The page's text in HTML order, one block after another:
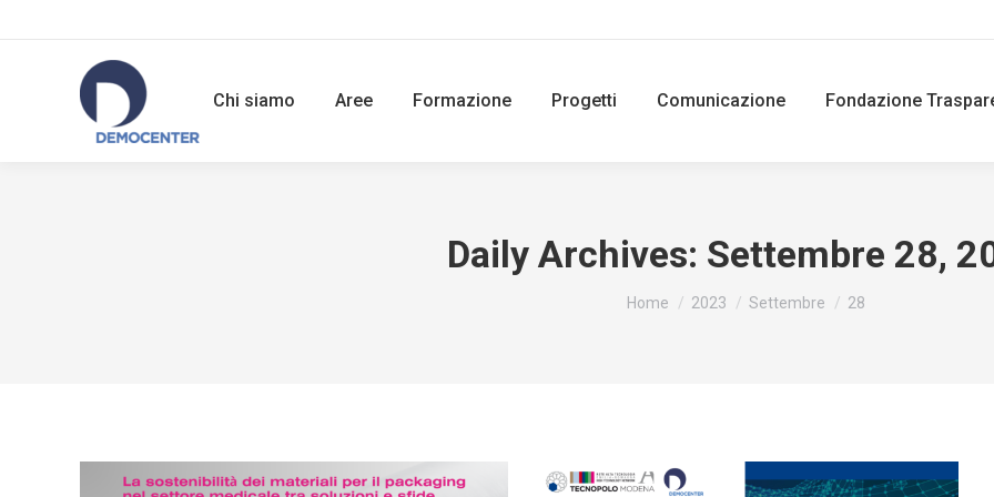
Chi siamo Aree Formazione Progetti Comunicazione Fondazione
Daily Archives: Settembre 28,
You are here:
Home 2023 Settembre 28